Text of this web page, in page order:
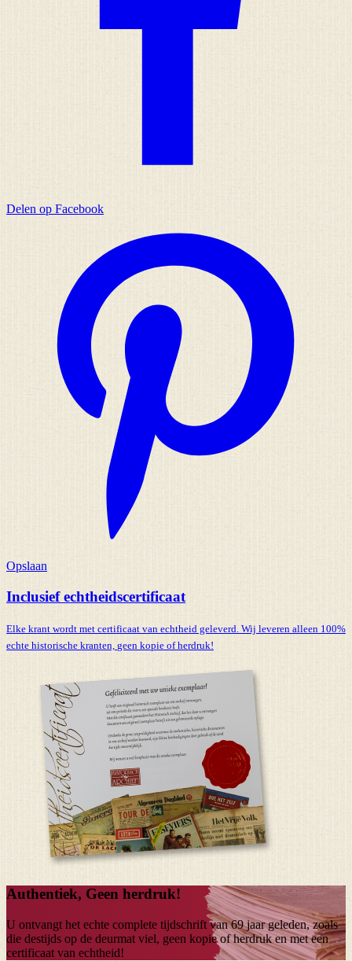
Delen op Facebook
Opslaan
Inclusief echtheidscertificaat
Elke krant wordt met certificaat van echtheid geleverd. Wij leveren alleen 100%
echte historische kranten, geen kopie of herdruk!
Authentiek, Geen herdruk!
U ontvangt het echte complete tijdschrift van69 jaargeleden, zoals
die destijds op de deurmat viel, geen kopie of herdruk en met een
certificaat van echtheid!